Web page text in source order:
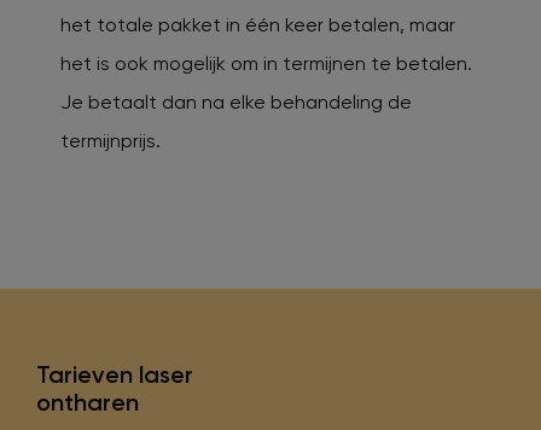
het totale pakket in één keer betalen, maar
het is ook mogelijk om in termijnen te betalen.
Je betaalt dan na elke behandeling de
termijnprijs.
Tarieven laser
ontharen